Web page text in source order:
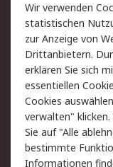
Rücksendungen
Hilfe
Rechtliches
AGB
Cookie-
Copyright/
Wir verwenden
statistischen
zur Anzeige von
Drittanbietern.
erklären Sie sich
essentiellen
Cookies
verwalten"
Sie auf "Alle
bestimmte
Informationen